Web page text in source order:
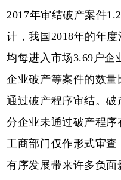
2017年审结破产案件
计，我国2018年的年
均每进入市场3.69户
企业破产等案件的数量
通过破产程序审结。
分企业未通过破产程序
工商部门仅作形式审
有序发展带来许多负面